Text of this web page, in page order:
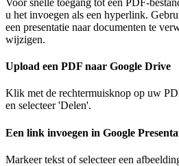
u het invoegen als een hyperlink.
een presentatie naar documenten te
wijzigen.
Upload een PDF naar Google Drive
Klik met de rechtermuisknop op uw
en selecteer 'Delen'.
Een link invoegen in Google
Markeer tekst of selecteer een